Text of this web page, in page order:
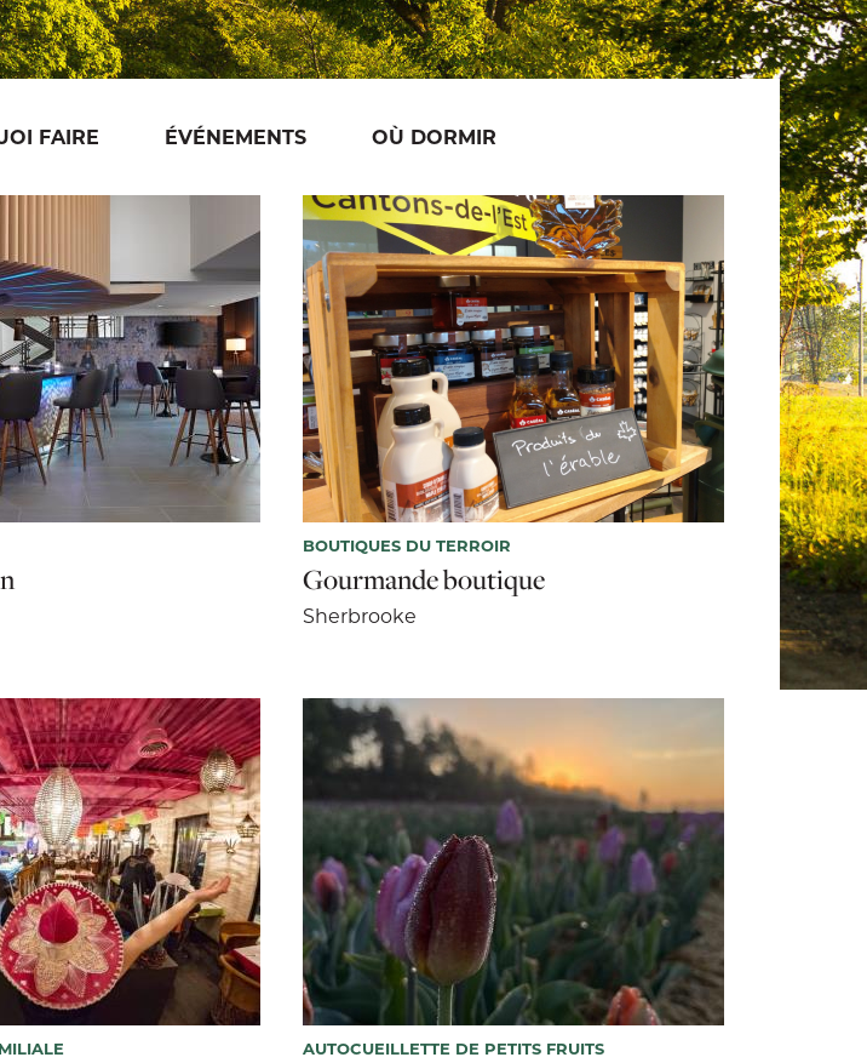
FAIRE ÉVÉNEMENTS OÙ DORMIR
BOUTIQUES DU TERROIR
Gourmande boutique
Sherbrooke
AUTOCUEILLETTE DE PETITS FRUITS